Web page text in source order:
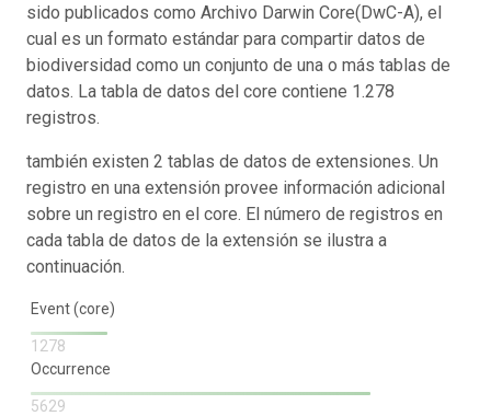
sido publicados como Archivo Darwin Core(DwC-A), el
cual es un formato estándar para compartir datos de
biodiversidad como un conjunto de una o más tablas de
datos. La tabla de datos del core contiene 1.278
registros.
también existen 2 tablas de datos de extensiones. Un
registro en una extensión provee información adicional
sobre un registro en el core. El número de registros en
cada tabla de datos de la extensión se ilustra a
continuación.
Event (core)
1278
Occurrence
5629